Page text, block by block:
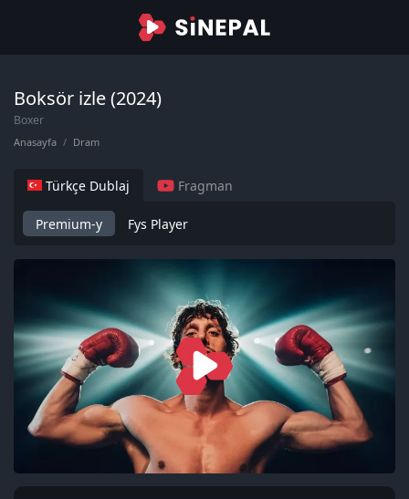
Boksör izle (2024)
Boxer
Anasayfa Dram
Türkçe Dublaj Fragman
Premium-y Fys Player